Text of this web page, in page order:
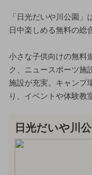
「日光だいや川公園
日中楽しめる無料の総
小さな子供向けの無料
ク、ニュースポーツ施
施設が充実。キャンプ
り、イベントや体験教
日光だいや川